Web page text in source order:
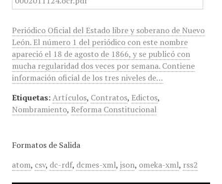
Periódico Oficial del Estado libre y soberano de Nuevo
León. El número 1 del periódico con este nombre
apareció el 18 de agosto de 1866, y se publicó con
mucha regularidad dos veces por semana. Contiene
información oficial de los tres niveles de…
Etiquetas: Artículos, Contratos, Edictos,
Nombramiento, Reforma Constitucional
Formatos de Salida
atom, csv, dc-rdf, dcmes-xml, json, omeka-xml, rss2